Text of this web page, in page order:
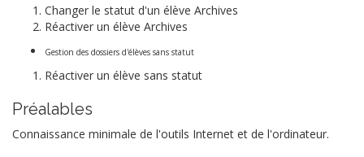
Changer le statut d'un élève Archives
Réactiver un élève Archives
Gestion des dossiers d'élèves sans statut
Réactiver un élève sans statut
Préalables
Connaissance minimale de l'outils Internet et de l'ordinateur.